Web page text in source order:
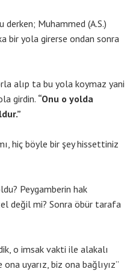
derken; Muhammed (A.S.)
bir yola girerse ondan sonra
alıp ta bu yola koymaz yani
girdin. “Onu o yolda
hiç böyle bir şey hissettiniz
Peygamberin hak
değil mi? Sonra öbür tarafa
o imsak vakti ile alakalı
uyarız, biz ona bağlıyız”